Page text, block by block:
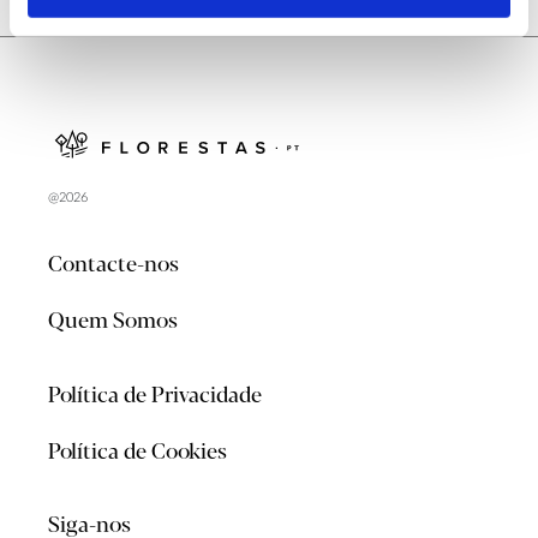
@2026
Contacte-nos
Quem Somos
Política de Privacidade
Política de Cookies
Siga-nos